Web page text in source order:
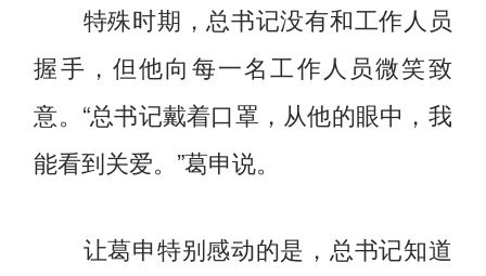
特殊时期，总书记没有和工作人员
握手，但他向每一名工作人员微笑致
意。“总书记戴着口罩，从他的眼中，我
能看到关爱。”葛申说。
让葛申特别感动的是，总书记知道